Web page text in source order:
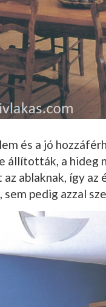
és a jó
állí­tották, a hideg
az ablaknak, így
pedig azzal